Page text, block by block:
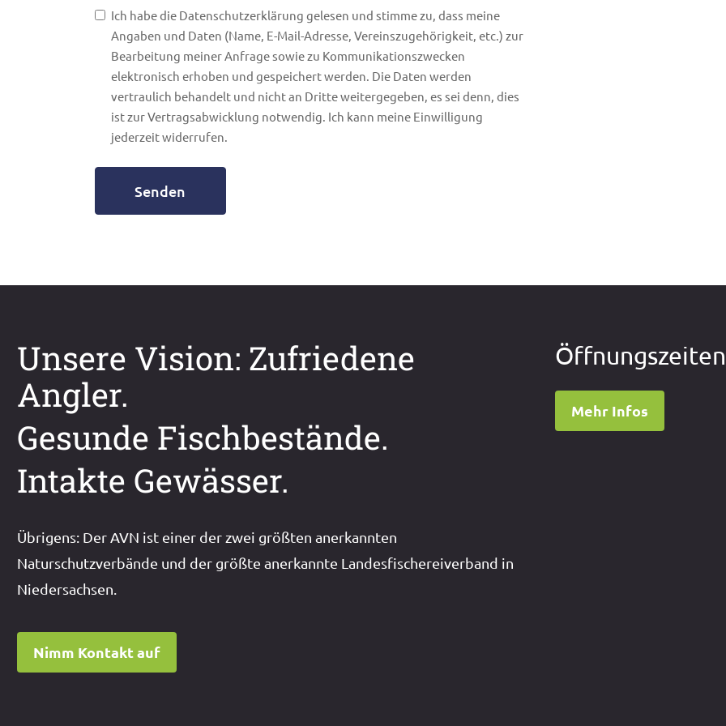
Ich habe die Datenschutzerklärung gelesen und stimme zu, dass meine
Angaben und Daten (Name, E-Mail-Adresse, Vereinszugehörigkeit, etc.) zur
Bearbeitung meiner Anfrage sowie zu Kommunikationszwecken
elektronisch erhoben und gespeichert werden. Die Daten werden
vertraulich behandelt und nicht an Dritte weitergegeben, es sei denn, dies
ist zur Vertragsabwicklung notwendig. Ich kann meine Einwilligung
jederzeit widerrufen.
Senden
Unsere Vision: Zufriedene
Angler.
Gesunde Fischbestände.
Intakte Gewässer.
Übrigens: Der AVN ist einer der zwei größten anerkannten
Naturschutzverbände und der größte anerkannte Landesfischereiverband in
Niedersachsen.
Nimm Kontakt auf
Öffnungszeiten
Mehr Infos